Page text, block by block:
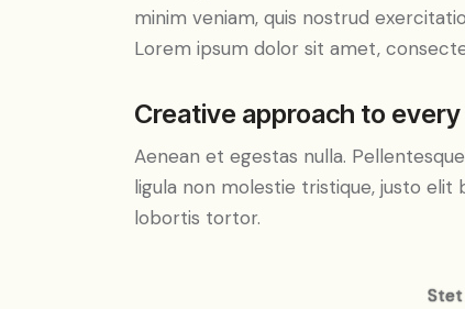
minim veniam, quis nostrud
Lorem ipsum dolor sit amet,
Creative approach to
Aenean et egestas nulla.
ligula non molestie tristique, justo elit
lobortis tortor.
Stet